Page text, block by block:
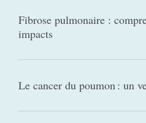
Fibrose pulmonaire :
impacts
Le cancer du poumon : un